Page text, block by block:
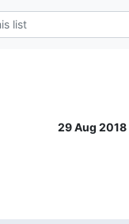
29 Aug 2018